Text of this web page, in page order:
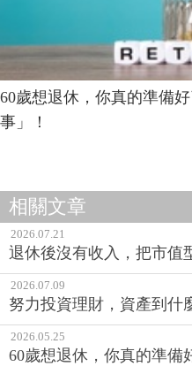
60歲想退休，你真的準備
事」！
相關文章
2026.07.21
退休後沒有收入，把市值
2026.07.09
努力投資理財，資產到什
2026.05.25
60歲想退休，你真的準備